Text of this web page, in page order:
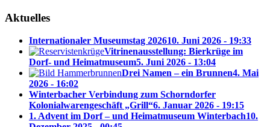
Aktuelles
Internationaler Museumstag 202610. Juni 2026 - 19:33
Vitrinenausstellung: Bierkrüge im
Dorf- und Heimatmuseum5. Juni 2026 - 13:04
Drei Namen – ein Brunnen4. Mai
2026 - 16:02
Winterbacher Verbindung zum Schorndorfer
Kolonialwarengeschäft „Grill“6. Januar 2026 - 19:15
1. Advent im Dorf – und Heimatmuseum Winterbach10.